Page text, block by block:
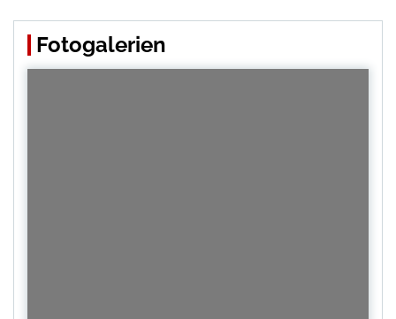
Fotogalerien